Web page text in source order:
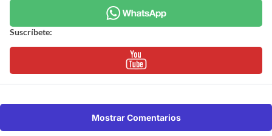
Suscríbete:
Mostrar Comentarios